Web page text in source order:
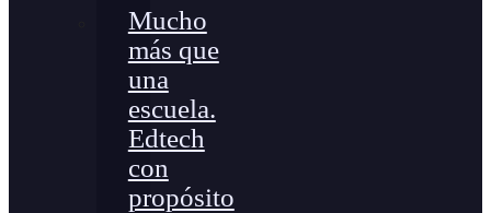
Mucho
más que
una
escuela.
Edtech
con
propósito